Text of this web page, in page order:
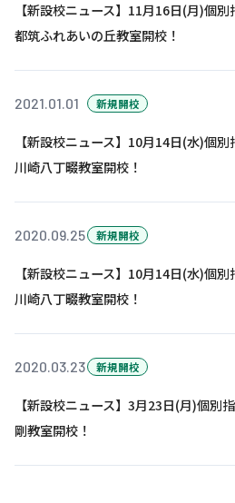
【新設校ニュース】11月16日(月)個
都筑ふれあいの丘教室開校！
2021.01.01 新規開校
【新設校ニュース】10月14日(水)個
川崎八丁畷教室開校！
2020.09.25 新規開校
【新設校ニュース】10月14日(水)個
川崎八丁畷教室開校！
2020.03.23 新規開校
【新設校ニュース】3月23日(月)個
剛教室開校！